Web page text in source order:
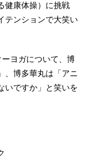
健康体操）に挑戦
テンションで大笑い
ーヨガについて、博
、博多華丸は「アニ
いですか」と笑いを